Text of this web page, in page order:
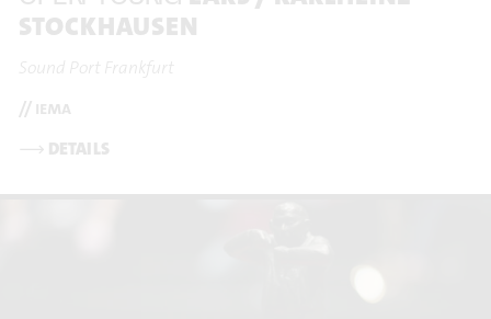
STOCKHAUSEN
Sound Port Frankfurt
// iema
⟶ DETAILS